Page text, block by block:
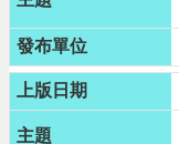
題
桃
園
市